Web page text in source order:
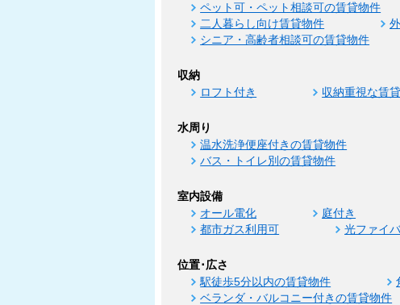
ペット可・ペット相談可の賃貸物件
二人暮らし向け賃貸物件
シニア・高齢者相談可の賃貸物件
収納
ロフト付き 収納重視な賃
水周り
温水洗浄便座付きの賃貸物件
バス・トイレ別の賃貸物件
室内設備
オール電化 庭付き
都市ガス利用可
光ファイ
位置･広さ
駅徒歩5分以内の賃貸物件
ベランダ・バルコニー付きの賃貸物件